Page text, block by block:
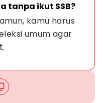
tanpa ikut SSB?
kamu harus
umum agar